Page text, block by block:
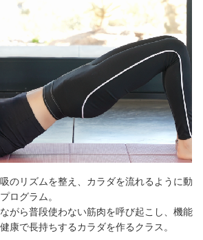
のリズムを整え、カラダを流れるように動
ログラム。
がら普段使わない筋肉を呼び起こし、機能
康で長持ちするカラダを作るクラス。